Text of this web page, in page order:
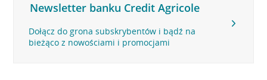
Newsletter banku Credit Agricole
Dołącz do grona subskrybentów i bądź na
bieżąco z nowościami i promocjami